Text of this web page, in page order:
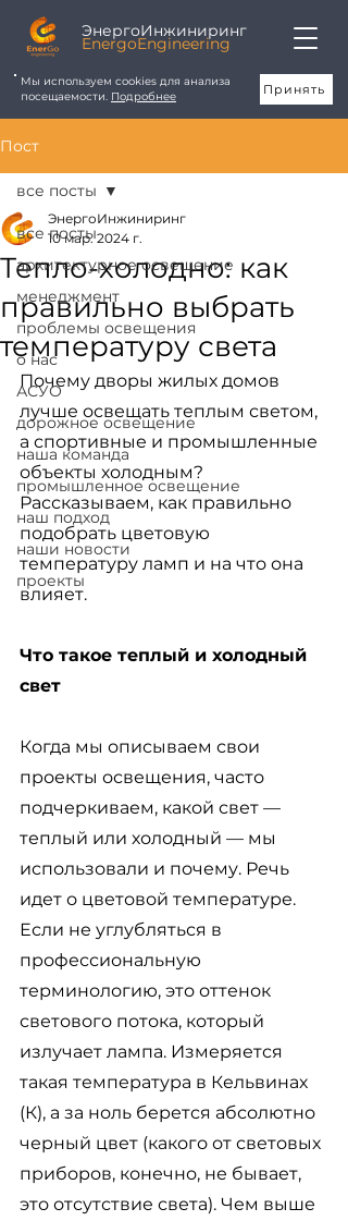
ЭнергоИнжиниринг
EnergoEngineering
Мы используем cookies для анализа
посещаемости. Подробнее Принять
Пост
все посты
архитектурное освещение
менеджмент
проблемы освещения
о нас
АСУО
дорожное освещение
наша команда
промышленное освещение
наш подход
наши новости
проекты
все посты
Тепло-холодно: как
правильно выбрать
температуру света
ЭнергоИнжиниринг
10 мар. 2024 г.
Почему дворы жилых домов
лучше освещать теплым светом,
а спортивные и промышленные
объекты холодным?
Рассказываем, как правильно
подобрать цветовую
температуру ламп и на что она
влияет.
Что такое теплый и холодный
свет
Когда мы описываем свои
проекты освещения, часто
подчеркиваем, какой свет —
теплый или холодный — мы
использовали и почему. Речь
идет о цветовой температуре.
Если не углубляться в
профессиональную
терминологию, это оттенок
светового потока, который
излучает лампа. Измеряется
такая температура в Кельвинах
(К), а за ноль берется абсолютно
черный цвет (какого от световых
приборов, конечно, не бывает,
это отсутствие света). Чем выше